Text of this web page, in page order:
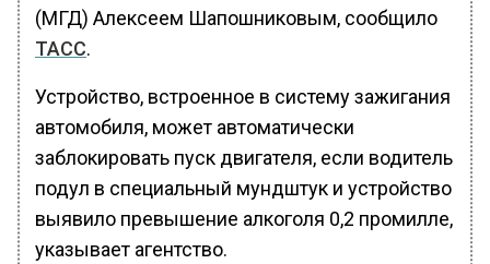
(МГД) Алексеем Шапошниковым, сообщило
ТАСС.
Устройство, встроенное в систему зажигания
автомобиля, может автоматически
заблокировать пуск двигателя, если водитель
подул в специальный мундштук и устройство
выявило превышение алкоголя 0,2 промилле,
указывает агентство.